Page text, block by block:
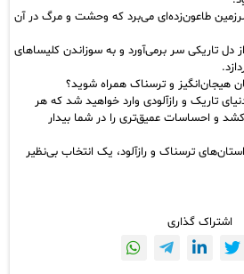
طاعون‌زده‌ای می‌برد که وحشت و مرگ در آن
دل تاریکی سر برمی‌آورد و به سوزاندن کلیساهای
هیجان‌انگیز و ترسناک همراه شوید؟
تاریک و رازآلودی وارد خواهید شد که هر
و احساسات عمیق‌تری را در شما بیدار
ترسناک و رازآلود، یک انتخاب بی‌نظیر
اشتراک گذاری